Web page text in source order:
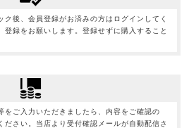
ク後、会員登録がお済みの方はログインしてく
登録をお願いします。登録せずに購入すること
をご入力いただきましたら、内容をご確認の
ださい。当店より受付確認メールが自動配信さ